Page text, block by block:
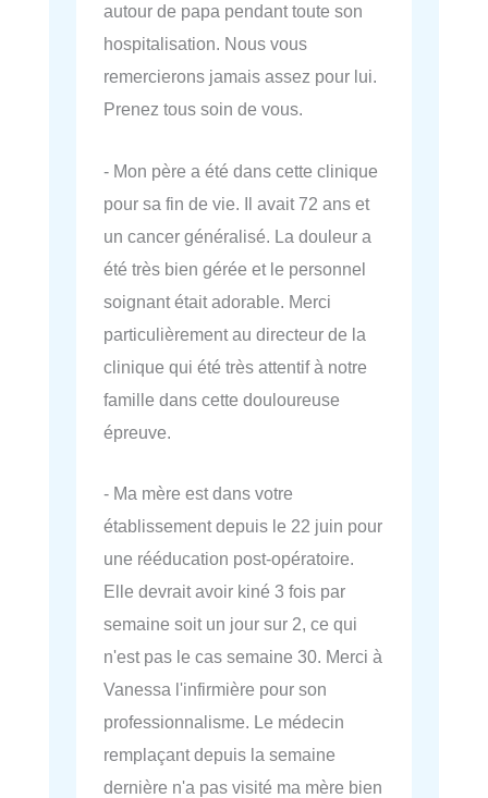
autour de papa pendant toute son
hospitalisation. Nous vous
remercierons jamais assez pour lui.
Prenez tous soin de vous.
- Mon père a été dans cette clinique
pour sa fin de vie. Il avait 72 ans et
un cancer généralisé. La douleur a
été très bien gérée et le personnel
soignant était adorable. Merci
particulièrement au directeur de la
clinique qui été très attentif à notre
famille dans cette douloureuse
épreuve.
- Ma mère est dans votre
établissement depuis le 22 juin pour
une rééducation post-opératoire.
Elle devrait avoir kiné 3 fois par
semaine soit un jour sur 2, ce qui
n'est pas le cas semaine 30. Merci à
Vanessa l'infirmière pour son
professionnalisme. Le médecin
remplaçant depuis la semaine
dernière n'a pas visité ma mère bien